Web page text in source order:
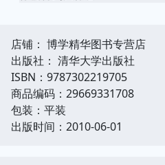
店铺： 博学精华图书专营店
出版社： 清华大学出版社
ISBN：9787302219705
商品编码：29669331708
包装：平装
出版时间：2010-06-01